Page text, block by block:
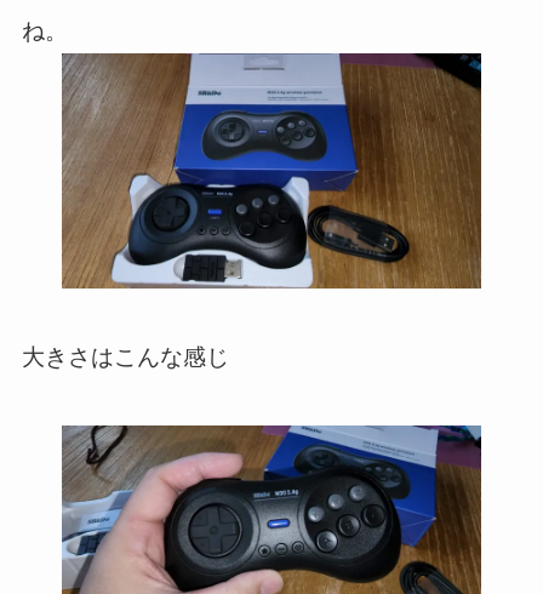
ね。
大きさはこんな感じ